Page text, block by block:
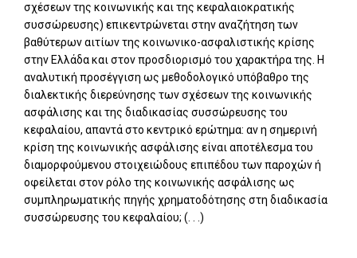
σχέσεων της κοινωνικής και της κεφαλαιοκρατικής
συσσώρευσης) επικεντρώνεται στην αναζήτηση των
βαθύτερων αιτίων της κοινωνικο-ασφαλιστικής κρίσης
στην Ελλάδα και στον προσδιορισμό του χαρακτήρα της. Η
αναλυτική προσέγγιση ως μεθοδολογικό υπόβαθρο της
διαλεκτικής διερεύνησης των σχέσεων της κοινωνικής
ασφάλισης και της διαδικασίας συσσώρευσης του
κεφαλαίου, απαντά στο κεντρικό ερώτημα: αν η σημερινή
κρίση της κοινωνικής ασφάλισης είναι αποτέλεσμα του
διαμορφούμενου στοιχειώδους επιπέδου των παροχών ή
οφείλεται στον ρόλο της κοινωνικής ασφάλισης ως
συμπληρωματικής πηγής χρηματοδότησης στη διαδικασία
συσσώρευσης του κεφαλαίου; (. . .)